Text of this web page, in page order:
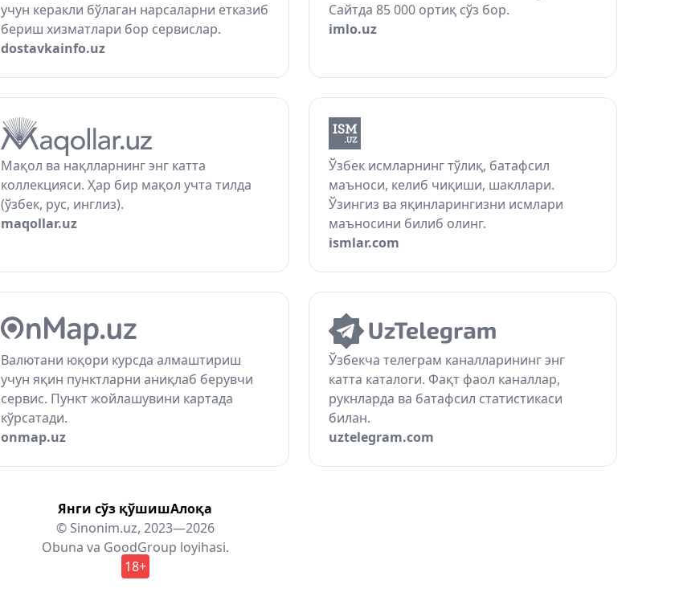
учун керакли бўлаган нарсаларни етказиб
бериш хизматлари бор сервислар.
dostavkainfo.uz
Сайтда 85 000 ортиқ сўз бор.
imlo.uz
Мақол ва нақлларнинг энг катта
коллекцияси. Ҳар бир мақол учта тилда
(ўзбек, рус, инглиз).
maqollar.uz
Ўзбек исмларнинг тўлиқ, батафсил
маъноси, келиб чиқиши, шакллари.
Ўзингиз ва яқинларингизни исмлари
маъносини билиб олинг.
ismlar.com
Валютани юқори курсда алмаштириш
учун яқин пунктларни аниқлаб берувчи
сервис. Пункт жойлашувини картада
кўрсатади.
onmap.uz
Ўзбекча телеграм каналларининг энг
катта каталоги. Фақт фаол каналлар,
рукнларда ва батафсил статистикаси
билан.
uztelegram.com
Янги сўз қўшишАлоқа
© Sinonim.uz, 2023—2026
Obuna va GoodGroup loyihasi.
18+